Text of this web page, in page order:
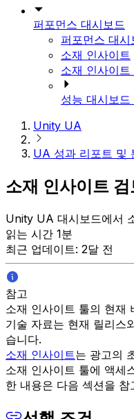
퍼포먼스 대시보드
퍼포먼스 대시
소재 인사이트
소재 인사이트
성능 대시보드
Unity UA
UA 성과 리포트 및
소재 인사이트 검
Unity UA 대시보드에서
읽는 시간 1분
최근 업데이트: 2달 전
참고
소재 인사이트 툴의 현재
기술 자료는 현재 릴리스
습니다.
소재 인사이트는 광고의
소재 인사이트 툴에 액세
한 내용은 다음 섹션을 참